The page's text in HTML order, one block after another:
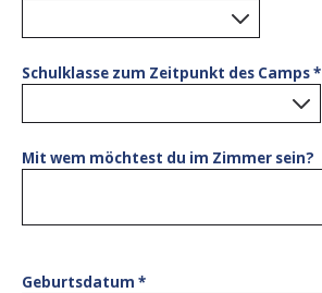
Schulklasse zum Zeitpunkt des Camps*
Mit wem möchtest du im Zimmer sein?
Geburtsdatum *